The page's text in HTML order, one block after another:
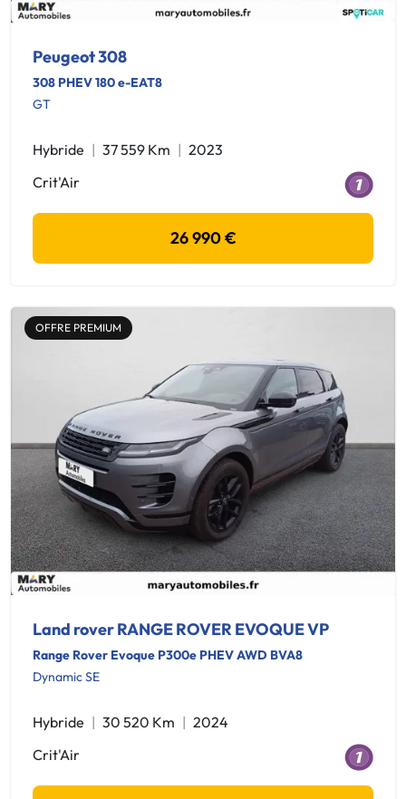
Peugeot 308
308 PHEV 180 e-EAT8
GT
Hybride 37 559 Km
2023
Crit'Air
26 990 €
OFFRE PREMIUM
Land rover RANGE ROVER EVOQUE VP
Range Rover Evoque P300e PHEV AWD BVA8
Dynamic SE
Hybride 30 520 Km
2024
Crit'Air